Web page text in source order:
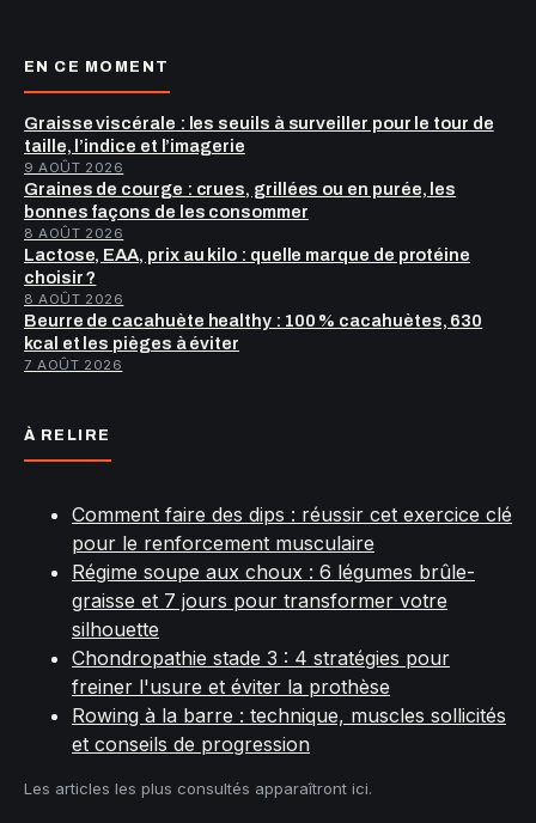
EN CE MOMENT
Graisse viscérale : les seuils à surveiller pour le tour de
taille, l’indice et l’imagerie
9 AOÛT 2026
Graines de courge : crues, grillées ou en purée, les
bonnes façons de les consommer
8 AOÛT 2026
Lactose, EAA, prix au kilo : quelle marque de protéine
choisir ?
8 AOÛT 2026
Beurre de cacahuète healthy : 100 % cacahuètes, 630
kcal et les pièges à éviter
7 AOÛT 2026
À RELIRE
Comment faire des dips : réussir cet exercice clé
pour le renforcement musculaire
Régime soupe aux choux : 6 légumes brûle-
graisse et 7 jours pour transformer votre
silhouette
Chondropathie stade 3 : 4 stratégies pour
freiner l'usure et éviter la prothèse
Rowing à la barre : technique, muscles sollicités
et conseils de progression
Les articles les plus consultés apparaîtront ici.